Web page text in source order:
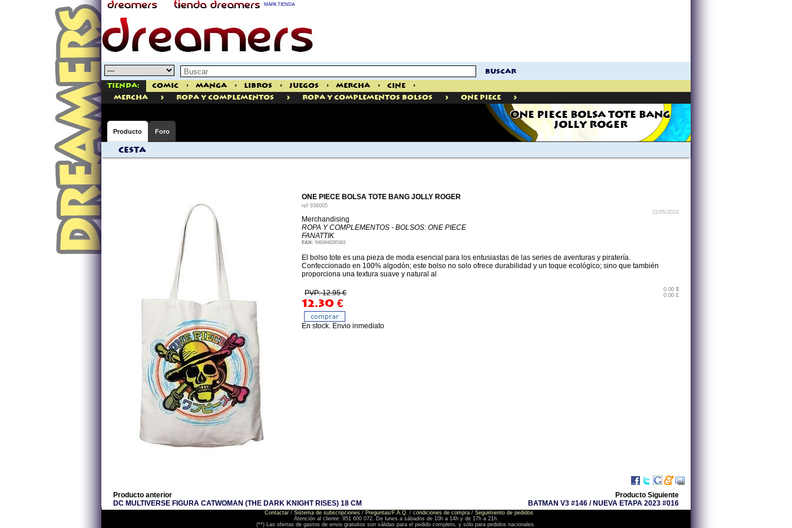
MAPA TIENDA
buscar
Tienda: Comic > Manga > Libros > Juegos > Mercha > Cine
>
mercha
> ROPA Y COMPLEMENTOS > Ropa Y Complementos Bolsos > One Piece >
ONE PIECE BOLSA TOTE BANG
JOLLY ROGER
Producto Foro
Cesta
ONE PIECE BOLSA TOTE BANG JOLLY ROGER
ref 936005
31/05/2024
Merchandising
ROPA Y COMPLEMENTOS - BOLSOS: ONE PIECE
FANATTIK
EAN: 5060948295383
El bolso tote es una pieza de moda esencial para los entusiastas de las series de aventuras y piratería.
Confeccionado en 100% algodón; este bolso no solo ofrece durabilidad y un toque ecológico; sino que también
proporciona una textura suave y natural al
PVP: 12.95 €
12.30 €
0.00 $
0.00 £
En stock. Envio inmediato
Producto anterior
DC MULTIVERSE FIGURA CATWOMAN (THE DARK KNIGHT RISES) 18 CM
Producto Siguiente
BATMAN V3 #146 / NUEVA ETAPA 2023 #016
Contactar / Sistema de subscripciones / Preguntas/F.A.Q. / condiciones de compra / Seguimiento de pedidos
Atención al cliente: 951 600 072. De lunes a sábados de 10h a 14h y de 17h a 21h.
(**) Las ofertas de gastos de envio gratuitos son válidas para el pedido completo, y sólo para pedidos nacionales.